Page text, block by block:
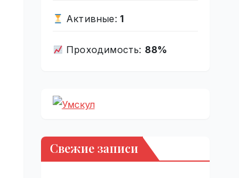
Активные: 1
Проходимость: 88%
Свежие записи